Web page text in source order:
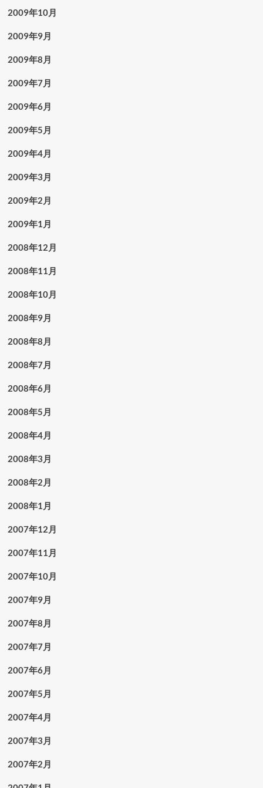
2009年10月
2009年9月
2009年8月
2009年7月
2009年6月
2009年5月
2009年4月
2009年3月
2009年2月
2009年1月
2008年12月
2008年11月
2008年10月
2008年9月
2008年8月
2008年7月
2008年6月
2008年5月
2008年4月
2008年3月
2008年2月
2008年1月
2007年12月
2007年11月
2007年10月
2007年9月
2007年8月
2007年7月
2007年6月
2007年5月
2007年4月
2007年3月
2007年2月